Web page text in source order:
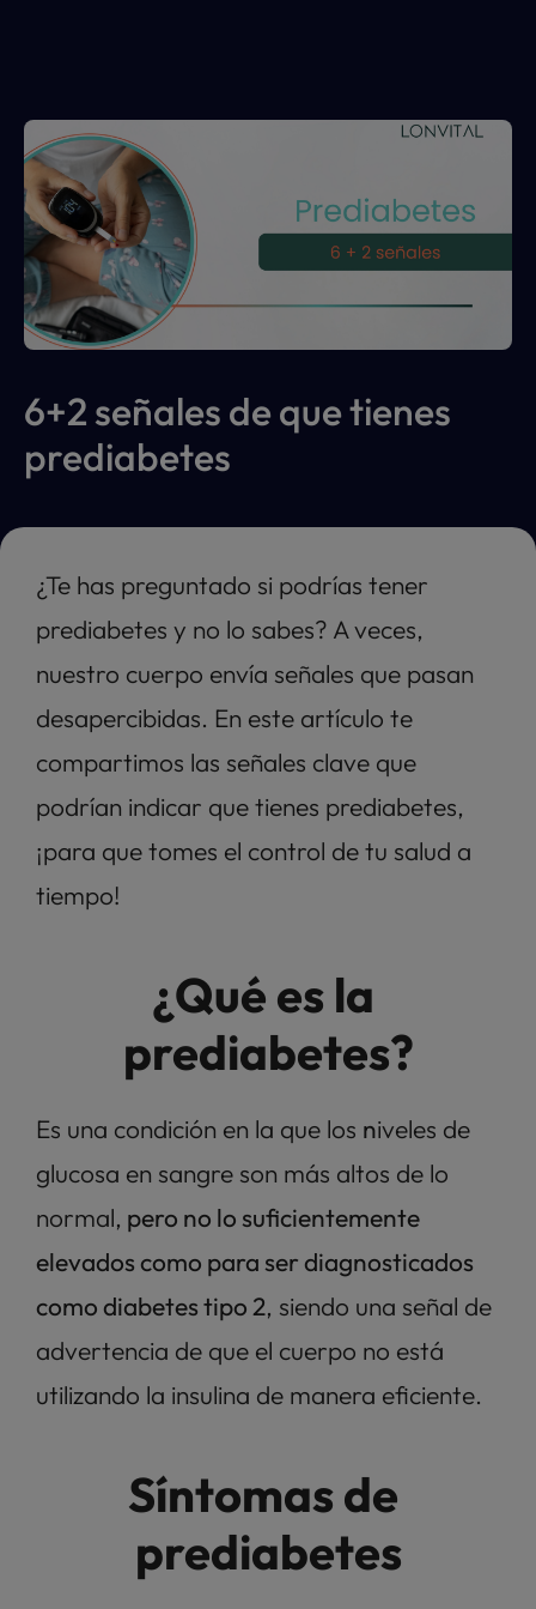
Obesidad
6+2 señales de que tienes
prediabetes
¿Te has preguntado si podrías tener
prediabetes y no lo sabes? A veces,
nuestro cuerpo envía señales que pasan
desapercibidas. En este artículo te
compartimos las señales clave que
podrían indicar que tienes prediabetes,
¡para que tomes el control de tu salud a
tiempo!
¿Qué es la
prediabetes?
Es una condición en la que los niveles de
glucosa en sangre son más altos de lo
normal, pero no lo suficientemente
elevados como para ser diagnosticados
como diabetes tipo 2, siendo una señal de
advertencia de que el cuerpo no está
utilizando la insulina de manera eficiente.
Síntomas de
prediabetes